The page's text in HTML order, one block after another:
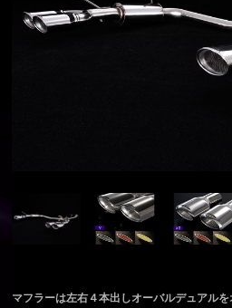
マフラーは左右４本出しオーバルデュアル